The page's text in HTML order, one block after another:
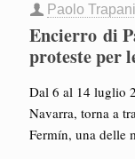
Paolo Trapani
Encierro di
proteste per
Dal 6 al 14 luglio
Navarra, torna a
Fermín, una delle